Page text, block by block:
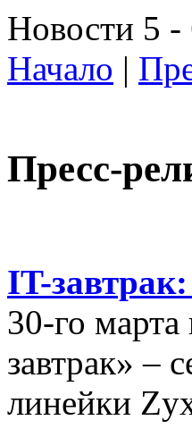
Новости 5 -
Начало |
Пресс-
IT-
30-го
завтрак» –
линейки